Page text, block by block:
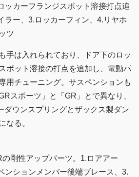
ッカーフランジスポット溶接打点追
ラー、3.ロッカーフィン、4.リヤホ
ツ
手は入れられており、ドア下のロッ
ポット溶接の打点を追加し、電動パ
用チューニング。サスペンションも
スポーツ」と「GR」とで異なり、
ダウンスプリングとザックス製ダン
なる。
の剛性アップパーツ。1.ロアアー
ンションメンバー後端ブレース、3.